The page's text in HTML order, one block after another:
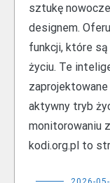
sztukę
designem.
funkcji, które
życiu. Te
aktywny tryb
monitorowaniu
kodi.org.pl to